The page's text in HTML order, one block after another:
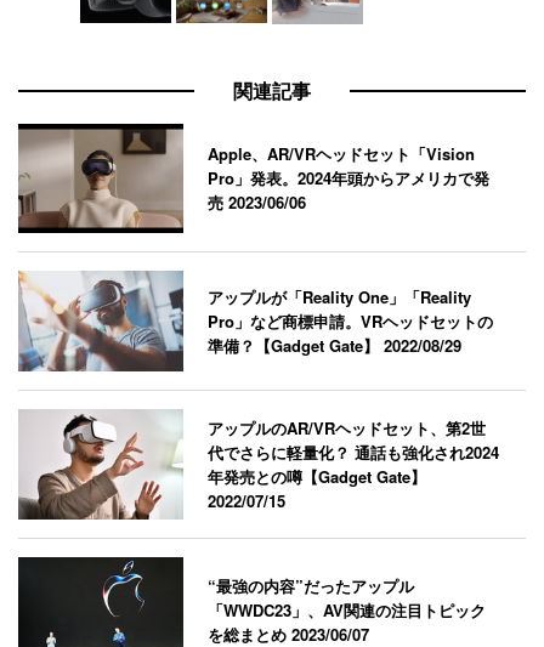
関連記事
Apple、AR/VRヘッドセット「Vision
Pro」発表。2024年頭からアメリカで発
売2023/06/06
アップルが「Reality One」「Reality
Pro」など商標申請。VRヘッドセットの
準備？【Gadget Gate】2022/08/29
アップルのAR/VRヘッドセット、第2世
代でさらに軽量化？ 通話も強化され2024
年発売との噂【Gadget Gate】
2022/07/15
“最強の内容”だったアップル
「WWDC23」、AV関連の注目トピック
を総まとめ2023/06/07